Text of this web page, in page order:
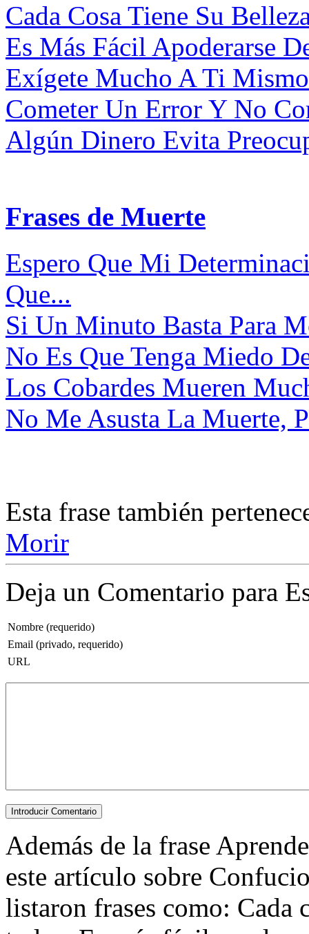
Cada Cosa Tiene Su
Es Más Fácil Apoderarse
Exígete Mucho A Ti
Cometer Un Error Y No
Algún Dinero Evita
Frases de Muerte
Espero Que Mi
Que...
Si Un Minuto Basta Para
No Es Que Tenga Miedo
Los Cobardes Mueren
No Me Asusta La Muerte,
Esta frase también
Morir
Deja un Comentario para
Nombre (requerido)
Email (privado, requerido)
URL
Además de la frase
este artículo sobre
listaron frases como: Cada